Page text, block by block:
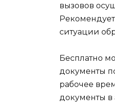
вызовов
ситуации
Бесплатно
документы
рабочее
документы в